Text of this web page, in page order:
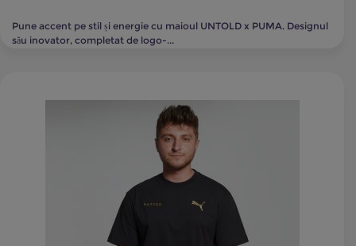
Pune accent pe stil și energie cu maioul UNTOLD x PUMA. Designul
său inovator, completat de logo-...